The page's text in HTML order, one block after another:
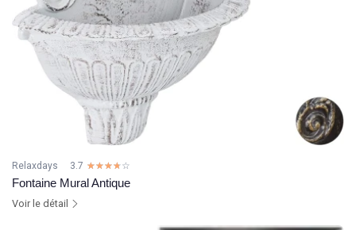
Relaxdays 3.7 ☆☆☆☆☆
★★★★★
Fontaine Mural Antique
Voir le détail